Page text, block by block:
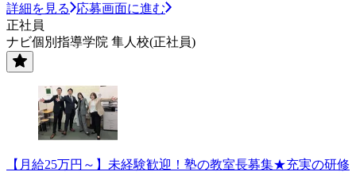
詳細を見る
応募画面に進む
正社員
ナビ個別指導学院 隼人校(正社員)
【月給25万円～】未経験歓迎！塾の教室長募集★充実の研修